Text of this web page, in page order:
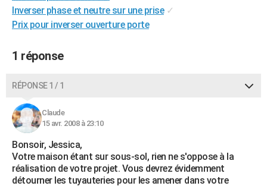
Carte de Noël
Carte Bonne année
Carte Saint-Valentin
Carte Pâques
Carte d'anniversaire
DICTIONNAIRE
COPAINS D'AVANT
S'inscrire
Se connecter
Lycées
Collèges
Primaires
Universités
Entreprises
Service militaire
Avis de recherche
AVIS DE DÉCÈS
FORUM
Bricolage
Lifestyle
Culture
Sport
Auto
Television
Voyage
Cinema
Inverser phase et neutre sur une prise ✓
Prix pour inverser ouverture porte
1 réponse
RÉPONSE 1 / 1
Claude
15 avr. 2008 à 23:10
Bonsoir, Jessica,
Votre maison étant sur sous-sol, rien ne s'oppose à la
réalisation de votre projet. Vous devrez évidemment
détourner les tuyauteries pour les amener dans votre